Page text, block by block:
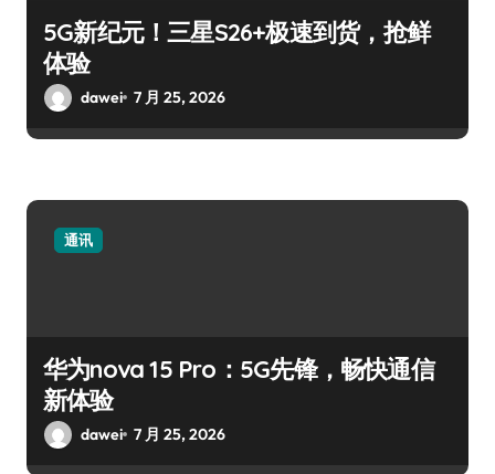
5G新纪元！三星S26+极速到货，抢鲜
体验
dawei 7 月 25, 2026
通讯
华为nova 15 Pro：5G先锋，畅快通信
新体验
dawei 7 月 25, 2026